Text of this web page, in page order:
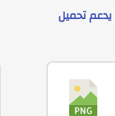
يدعمتحميل